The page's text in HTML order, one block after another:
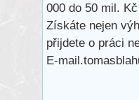
000 do 50 mil.
Získáte nejen
přijdete o práci
E-